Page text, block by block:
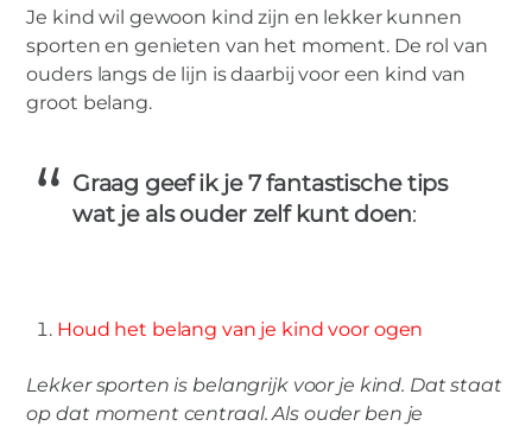
Je kind wil gewoon kind zijn en lekker kunnen
sporten en genieten van het moment. De rol van
ouders langs de lijn is daarbij voor een kind van
groot belang.
Graag geef ik je 7 fantastische tips
wat je als ouder zelf kunt doen:
Houd het belang van je kind voor ogen
Lekker sporten is belangrijk voor je kind. Dat staat
op dat moment centraal. Als ouder ben je